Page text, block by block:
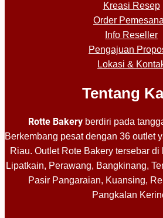
Kreasi Resep
Order
Info Reseller
Pengajuan
Lokasi &
Tentang
Rotte Bakeryberdiri pada
Berkembang pesat dengan 36 outlet
Riau. Outlet Rote Bakery tersebar
Lipatkain, Perawang, Bangkinang,
Pasir Pangaraian, Kuansing,
Pangkalan